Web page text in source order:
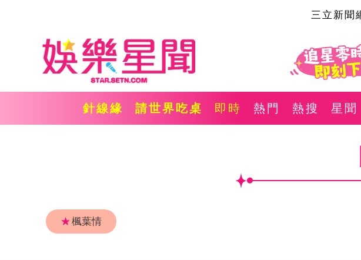
三立新聞
針線緣 請世界吃桌 即時 熱門 熱搜 星聞
★楓葉情